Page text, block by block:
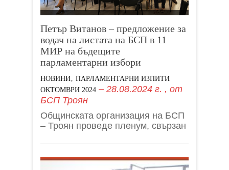
Петър Витанов – предложение за
водач на листата на БСП в 11
МИР на бъдещите
парламентарни избори
НОВИНИ, ПАРЛАМЕНТАРНИ ИЗПИТИ
ОКТОМВРИ 2024
28.08.2024 г. , от
БСП Троян
Общинската организация на БСП
– Троян проведе пленум, свързан